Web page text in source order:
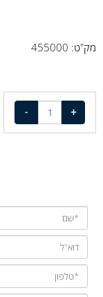
מק"ט: 455000